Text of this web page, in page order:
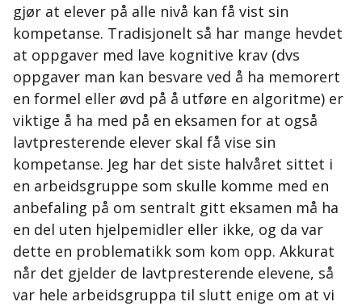
gjør at elever på alle nivå kan få vist sin
kompetanse. Tradisjonelt så har mange hevdet
at oppgaver med lave kognitive krav (dvs
oppgaver man kan besvare ved å ha memorert
en formel eller øvd på å utføre en algoritme) er
viktige å ha med på en eksamen for at også
lavtpresterende elever skal få vise sin
kompetanse. Jeg har det siste halvåret sittet i
en arbeidsgruppe som skulle komme med en
anbefaling på om sentralt gitt eksamen må ha
en del uten hjelpemidler eller ikke, og da var
dette en problematikk som kom opp. Akkurat
når det gjelder de lavtpresterende elevene, så
var hele arbeidsgruppa til slutt enige om at vi